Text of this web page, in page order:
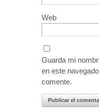
Web
Guarda mi
en este
comente.